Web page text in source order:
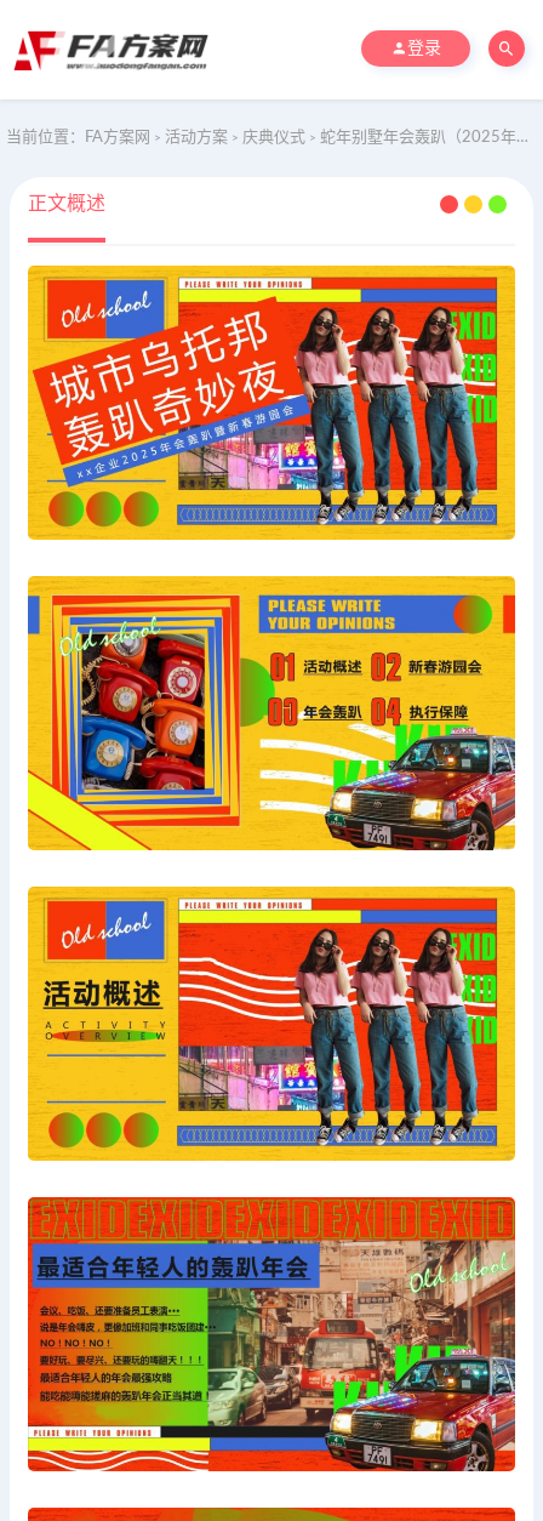
登录
当前位置： FA方案网 > 活动方案 > 庆典仪式 > 蛇年别墅年会轰趴（2025年蛇年年会尾牙，小型年会轰趴）
正文概述